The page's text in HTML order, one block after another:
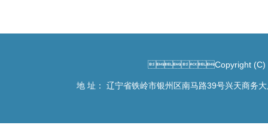
Copyright (C)
地 址： 辽宁省铁岭市银州区南马路39号兴